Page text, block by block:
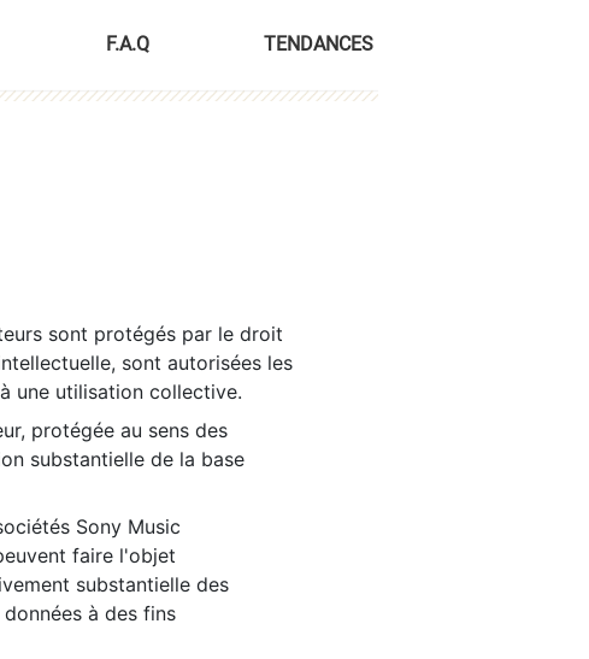
F.A.Q TENDANCES
sont protégés par le droit
sont autorisées les
une utilisation collective.
protégée au sens des
substantielle de la base
Sony Music
faire l'objet
substantielle des
à des fins